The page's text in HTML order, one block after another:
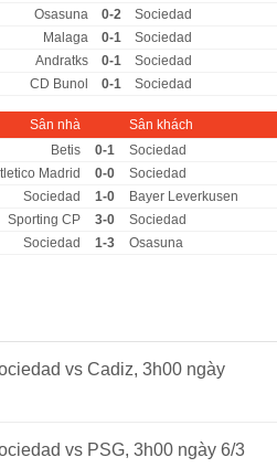
Osasuna 0-2
Sociedad
Malaga 0-1
Sociedad
Andratks 0-1
Sociedad
CD Bunol 0-1 Sociedad
Sân nhà
Sân khách
Betis 0-1
Sociedad
Madrid 0-0
Sociedad
Sociedad 1-0
Bayer Leverkusen
Sporting CP 3-0
Sociedad
Sociedad 1-3 Osasuna
vs Cadiz, 3h00 ngày
vs PSG, 3h00 ngày 6/3